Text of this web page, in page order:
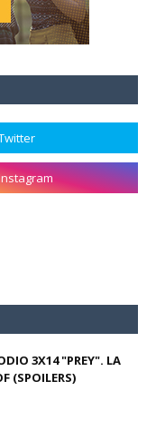
3X14 "PREY". LA
(SPOILERS)